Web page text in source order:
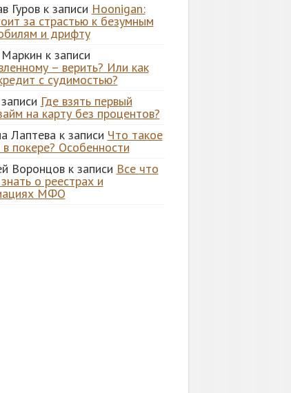
Гуровк записи Hoonigan:
за страстью к безумным
и дрифту
к записи
– верить? Или как
с судимостью?
Где взять первый
на карту без процентов?
Лаптевак записи Что такое
покере? Особенности
Воронцовк записи Все что
о реестрах и
МФО